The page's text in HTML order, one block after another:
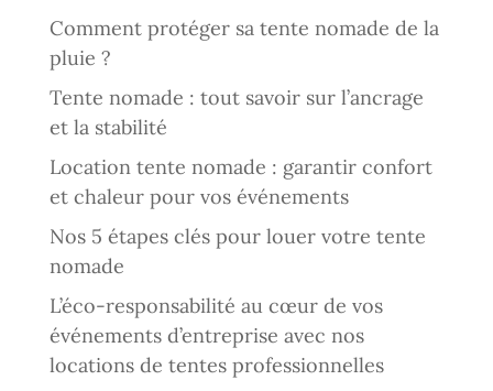
Comment protéger sa tente nomade de la
pluie ?
Tente nomade : tout savoir sur l’ancrage
et la stabilité
Location tente nomade : garantir confort
et chaleur pour vos événements
Nos 5 étapes clés pour louer votre tente
nomade
L’éco-responsabilité au cœur de vos
événements d’entreprise avec nos
locations de tentes professionnelles